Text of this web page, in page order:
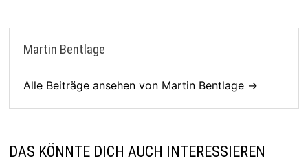
Martin Bentlage
Alle Beiträge ansehen von Martin Bentlage →
DAS KÖNNTE DICH AUCH INTERESSIEREN